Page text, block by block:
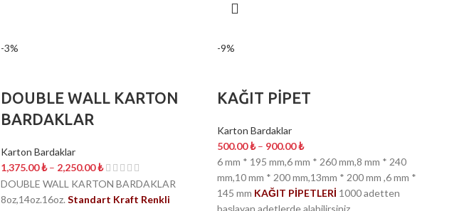
-3%
DOUBLE WALL KARTON
BARDAKLAR
Karton Bardaklar
1,375.00₺ – 2,250.00₺
DOUBLE WALL KARTON BARDAKLAR
8oz,14oz.16oz.Standart Kraft Renkli
-9%
KAĞIT PİPET
Karton Bardaklar
500.00₺ – 900.00₺
6 mm * 195 mm,6 mm * 260 mm,8 mm * 240
mm,10 mm * 200 mm,13mm * 200 mm ,6 mm *
145 mm KAĞIT PİPETLERİ 1000 adetten
başlayan adetlerde alabilirsiniz